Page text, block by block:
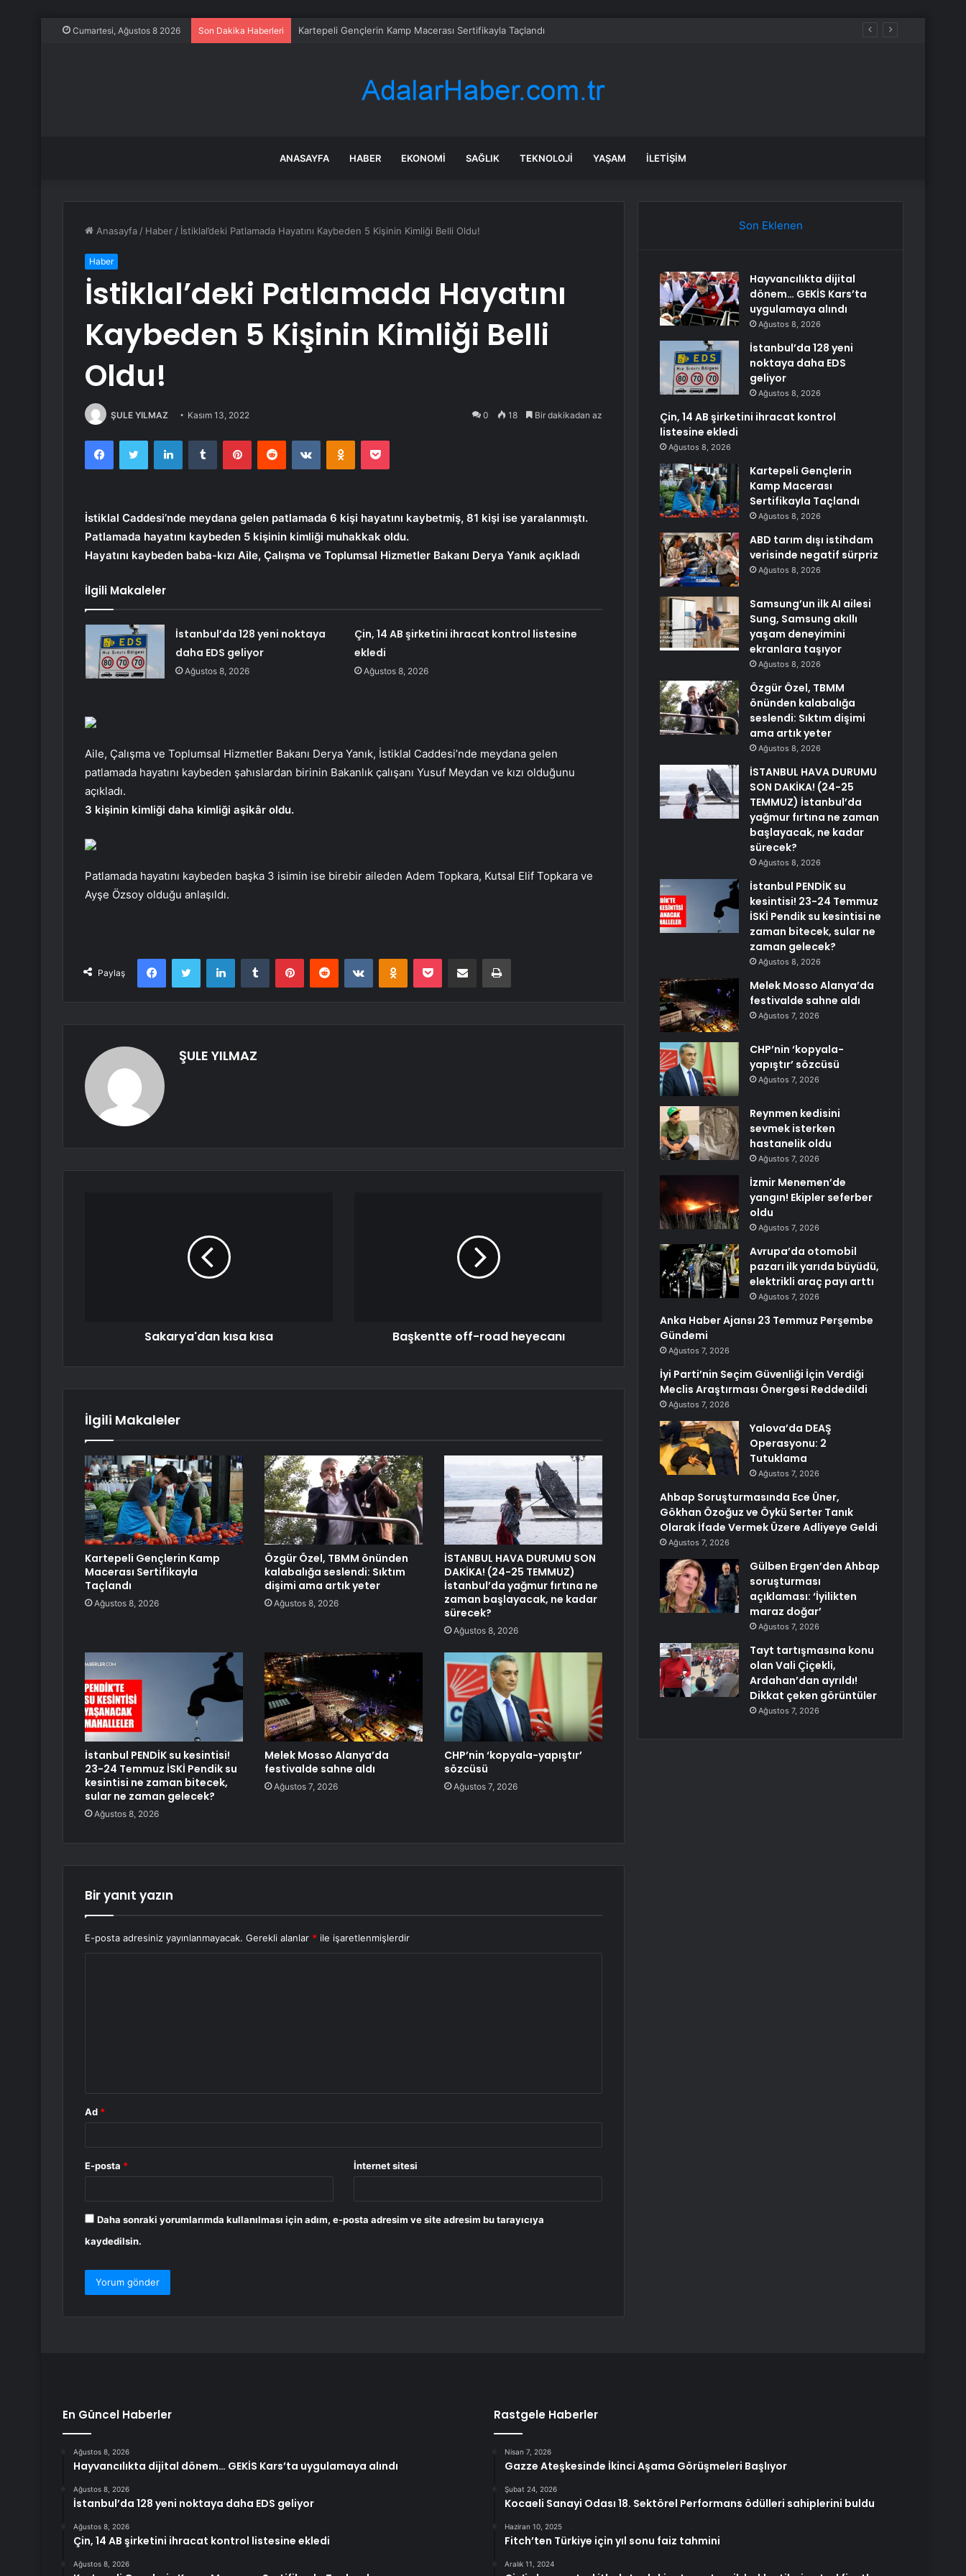
Cumartesi, Ağustos 8 2026 Son Dakika Haberleri Kartepeli Gençlerin Kamp Macerası Sertifikayla Taçlandı
ANASAYFA HABER EKONOMI SAĞLIK TEKNOLOJI YAŞAM İLETIŞIM
Anasayfa / Haber / İstiklal’deki Patlamada Hayatını Kaybeden 5 Kişinin Kimliği Belli Oldu!
Haber
İstiklal’deki Patlamada Hayatını
Kaybeden 5 Kişinin Kimliği Belli
Oldu!
ŞULE YILMAZ Kasım 13, 2022 0 18 Bir dakikadan az
FacebookTwitter LinkedInTumblr PinterestReddit VKontakteOdnoklassniki
Pocket
İstiklal Caddesi’nde meydana gelen patlamada 6 kişi hayatını kaybetmiş, 81 kişi ise yaralanmıştı.
Patlamada hayatını kaybeden 5 kişinin kimliği muhakkak oldu.
Hayatını kaybeden baba-kızı Aile, Çalışma ve Toplumsal Hizmetler Bakanı Derya Yanık açıkladı
İlgili Makaleler
İstanbul’da 128 yeni noktaya
daha EDS geliyor
Ağustos 8, 2026
Çin, 14 AB şirketini ihracat kontrol listesine
ekledi
Ağustos 8, 2026
Aile, Çalışma ve Toplumsal Hizmetler Bakanı Derya Yanık, İstiklal Caddesi’nde meydana gelen
patlamada hayatını kaybeden şahıslardan birinin Bakanlık çalışanı Yusuf Meydan ve kızı olduğunu
açıkladı.
3 kişinin kimliği daha kimliği aşikâr oldu.
Patlamada hayatını kaybeden başka 3 isimin ise birebir aileden Adem Topkara, Kutsal Elif Topkara ve
Ayşe Özsoy olduğu anlaşıldı.
Paylaş
FacebookTwitter LinkedInTumblr PinterestReddit VKontakteOdnoklassniki
Pocket E-Posta ile paylaş Yazdır
ŞULE YILMAZ
Sakarya'dan kısa kısa Başkentte off-road heyecanı
İlgili Makaleler
Kartepeli Gençlerin Kamp
Macerası Sertifikayla
Taçlandı
Ağustos 8, 2026
Özgür Özel, TBMM önünden
kalabalığa seslendi: Sıktım
dişimi ama artık yeter
Ağustos 8, 2026
İSTANBUL HAVA DURUMU SON
DAKİKA! (24-25 TEMMUZ)
İstanbul’da yağmur fırtına ne
zaman başlayacak, ne kadar
sürecek?
Ağustos 8, 2026
İstanbul PENDİK su kesintisi!
23-24 Temmuz İSKİ Pendik su
kesintisi ne zaman bitecek,
sular ne zaman gelecek?
Ağustos 8, 2026
Melek Mosso Alanya’da
festivalde sahne aldı
Ağustos 7, 2026
CHP’nin ‘kopyala-yapıştır’
sözcüsü
Ağustos 7, 2026
Bir yanıt yazın
E-posta adresiniz yayınlanmayacak. Gerekli alanlar * ile işaretlenmişlerdir
Ad *
E-posta * İnternet sitesi
Daha sonraki yorumlarımda kullanılması için adım, e-posta adresim ve site adresim bu tarayıcıya
kaydedilsin.
Son Eklenen
Hayvancılıkta dijital
dönem… GEKİS Kars’ta
uygulamaya alındı
Ağustos 8, 2026
İstanbul’da 128 yeni
noktaya daha EDS
geliyor
Ağustos 8, 2026
Çin, 14 AB şirketini ihracat kontrol
listesine ekledi
Ağustos 8, 2026
Kartepeli Gençlerin
Kamp Macerası
Sertifikayla Taçlandı
Ağustos 8, 2026
ABD tarım dışı istihdam
verisinde negatif sürpriz
Ağustos 8, 2026
Samsung’un ilk AI ailesi
Sung, Samsung akıllı
yaşam deneyimini
ekranlara taşıyor
Ağustos 8, 2026
Özgür Özel, TBMM
önünden kalabalığa
seslendi: Sıktım dişimi
ama artık yeter
Ağustos 8, 2026
İSTANBUL HAVA DURUMU
SON DAKİKA! (24-25
TEMMUZ) İstanbul’da
yağmur fırtına ne zaman
başlayacak, ne kadar
sürecek?
Ağustos 8, 2026
İstanbul PENDİK su
kesintisi! 23-24 Temmuz
İSKİ Pendik su kesintisi ne
zaman bitecek, sular ne
zaman gelecek?
Ağustos 8, 2026
Melek Mosso Alanya’da
festivalde sahne aldı
Ağustos 7, 2026
CHP’nin ‘kopyala-
yapıştır’ sözcüsü
Ağustos 7, 2026
Reynmen kedisini
sevmek isterken
hastanelik oldu
Ağustos 7, 2026
İzmir Menemen’de
yangın! Ekipler seferber
oldu
Ağustos 7, 2026
Avrupa’da otomobil
pazarı ilk yarıda büyüdü,
elektrikli araç payı arttı
Ağustos 7, 2026
Anka Haber Ajansı 23 Temmuz Perşembe
Gündemi
Ağustos 7, 2026
İyi Parti’nin Seçim Güvenliği İçin Verdiği
Meclis Araştırması Önergesi Reddedildi
Ağustos 7, 2026
Yalova’da DEAŞ
Operasyonu: 2
Tutuklama
Ağustos 7, 2026
Ahbap Soruşturmasında Ece Üner,
Gökhan Özoğuz ve Öykü Serter Tanık
Olarak İfade Vermek Üzere Adliyeye Geldi
Ağustos 7, 2026
Gülben Ergen’den Ahbap
soruşturması
açıklaması: ‘İyilikten
maraz doğar’
Ağustos 7, 2026
Tayt tartışmasına konu
olan Vali Çiçekli,
Ardahan’dan ayrıldı!
Dikkat çeken görüntüler
Ağustos 7, 2026
En Güncel Haberler
Ağustos 8, 2026
Hayvancılıkta dijital dönem… GEKİS Kars’ta uygulamaya alındı
Ağustos 8, 2026
İstanbul’da 128 yeni noktaya daha EDS geliyor
Ağustos 8, 2026
Çin, 14 AB şirketini ihracat kontrol listesine ekledi
Ağustos 8, 2026
Rastgele Haberler
Nisan 7, 2026
Gazze Ateşkesinde İkinci Aşama Görüşmeleri Başlıyor
Şubat 24, 2026
Kocaeli Sanayi Odası 18. Sektörel Performans ödülleri sahiplerini buldu
Haziran 10, 2025
Fitch’ten Türkiye için yıl sonu faiz tahmini
Aralık 11, 2024